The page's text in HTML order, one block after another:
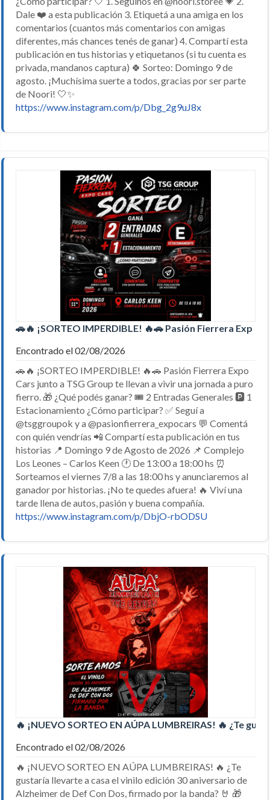
Dale ❤️ a esta publicación 3. Etiquetá a una amiga en los
comentarios (cuantos más comentarios con amigas
diferentes, más chances tenés de ganar) 4. Compartí esta
publicación en tus historias y etiquetanos (si tu cuenta es
privada, mandanos captura) 🍀 Sorteo: Domingo 9 de
agosto. ¡Muchísima suerte a todos, gracias por ser parte
de Noori! 🤍✨
https://www.instagram.com/p/Dbg_2g9uJ8x
🚗🔥 ¡SORTEO IMPERDIBLE! 🔥🚗 Pasión Fierrera Exp
Encontrado el 02/08/2026
🚗🔥 ¡SORTEO IMPERDIBLE! 🔥🚗 Pasión Fierrera Expo
Cars junto a TSG Group te llevan a vivir una jornada a puro
fierro. 🎁 ¿Qué podés ganar? 🎟️ 2 Entradas Generales 🅿️ 1
Estacionamiento ¿Cómo participar? ✅ Seguí a
@tsggroupok y a @pasionfierrera_expocars 💬 Comentá
con quién vendrías 📲 Compartí esta publicación en tus
historias 📍 Domingo 9 de Agosto de 2026 📌 Complejo
Los Leones – Carlos Keen 🕐 De 13:00 a 18:00 hs ⏰
Sorteamos el viernes 7/8 a las 18:00 hs y anunciaremos al
ganador por historias. ¡No te quedes afuera! 🔥 Viví una
tarde llena de autos, pasión y buena compañía.
https://www.instagram.com/p/DbjO-rbODSU
🔥 ¡NUEVO SORTEO EN AÚPA LUMBREIRAS! 🔥 ¿Te
Encontrado el 02/08/2026
🔥 ¡NUEVO SORTEO EN AÚPA LUMBREIRAS! 🔥 ¿Te
gustaría llevarte a casa el vinilo edición 30 aniversario de
Alzheimer de Def Con Dos, firmado por la banda? 🤘 🎁